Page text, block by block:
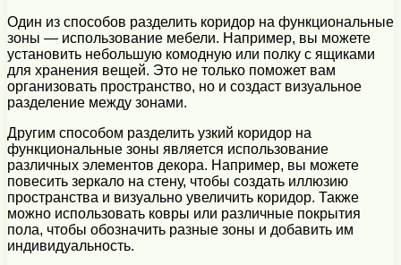
Один из способов разделить коридор на функциональные
зоны — использование мебели. Например, вы можете
установить небольшую комодную или полку с ящиками
для хранения вещей. Это не только поможет вам
организовать пространство, но и создаст визуальное
разделение между зонами.
Другим способом разделить узкий коридор на
функциональные зоны является использование
различных элементов декора. Например, вы можете
повесить зеркало на стену, чтобы создать иллюзию
пространства и визуально увеличить коридор. Также
можно использовать ковры или различные покрытия
пола, чтобы обозначить разные зоны и добавить им
индивидуальность.